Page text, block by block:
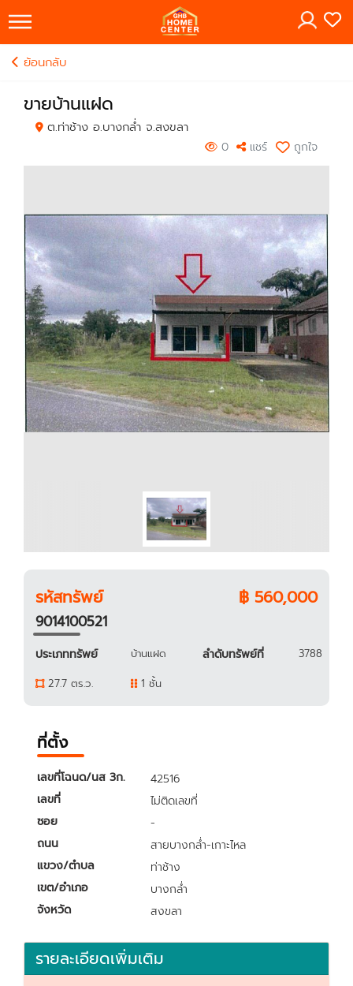
×
ย้อนกลับ
ขายบ้านแฝด
ต.ท่าช้าง อ.บางกล่ำ จ.สงขลา
0 แชร์ ถูกใจ
รหัสทรัพย์
9014100521
฿ 560,000
ประเภททรัพย์ บ้านแฝด ลำดับทรัพย์ที่
3788
27.7 ตร.ว.
1 ชั้น
ที่ตั้ง
เลขที่โฉนด/นส 3ก.
42516
เลขที่
ไม่ติดเลขที่
ซอย
-
ถนน
สายบางกล่ำ-เกาะไหล
แขวง/ตำบล
ท่าช้าง
เขต/อำเภอ
บางกล่ำ
จังหวัด
สงขลา
รายละเอียดเพิ่มเติม